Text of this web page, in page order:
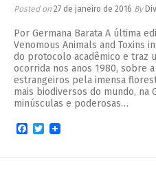
Posted on 27 de janeiro de 2016 By
Por Germana Barata A última
Venomous Animals and Toxins
do protocolo acadêmico e traz
ocorrida nos anos 1980, sobre
estrangeiros pela imensa
mais biodiversos do mundo, na
minúsculas e poderosas…
Facebook
Twitter